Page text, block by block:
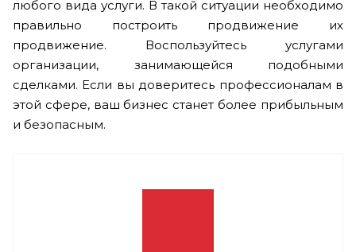
любого вида услуги. В такой ситуации необходимо
правильно построить продвижение их
продвижение. Воспользуйтесь услугами
организации, занимающейся подобными
сделками. Если вы доверитесь профессионалам в
этой сфере, ваш бизнес станет более прибыльным
и безопасным.